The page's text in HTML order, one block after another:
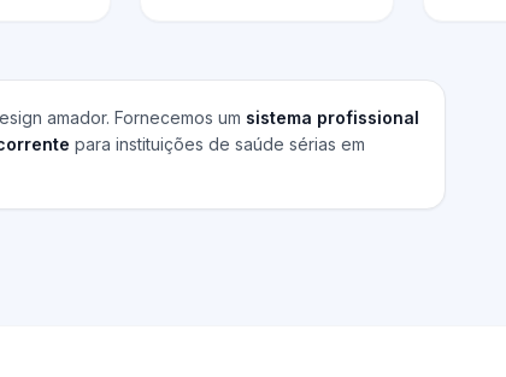
amador. Fornecemos um sistema profissional
para instituições de saúde sérias em